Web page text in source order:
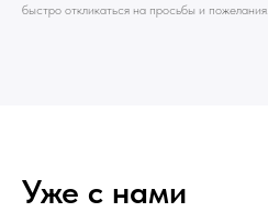
быстро откликаться на просьбы и пожелания.
Уже с нами